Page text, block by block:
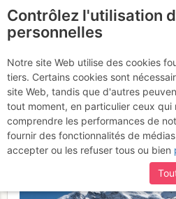
Pointe
NW (voie
avril 2017
Contrôlez l'utilisation
personnelles
Notre site Web utilise des cookies
tiers. Certains cookies sont
site Web, tandis que d'autres
tout moment, en particulier ceux
comprendre les performances de
fournir des fonctionnalités de
accepter ou les refuser tous ou bien